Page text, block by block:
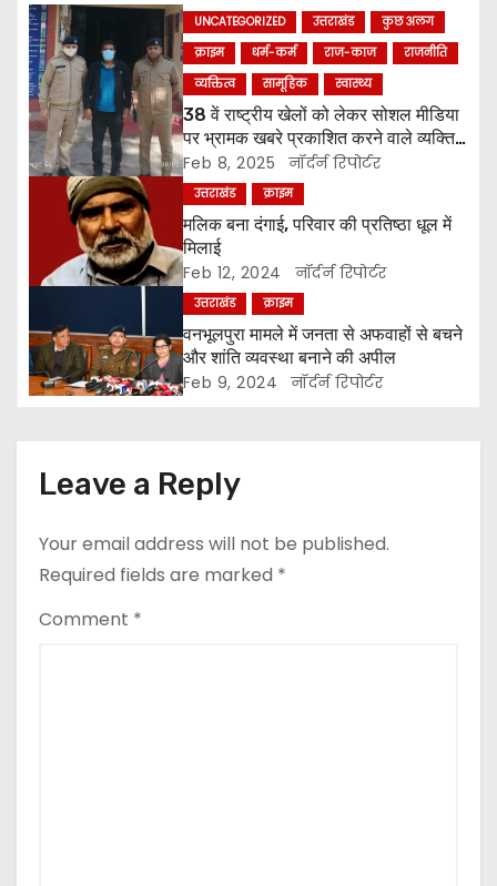
n
a
v
i
i
o
UNCATEGORIZED उत्तराखंड
कुछ अलग
क्राइम
धर्म-कर्म राज-काज
राजनीति
व्यक्तित्व
सामूहिक स्वास्थ्य
38 वें राष्ट्रीय खेलों को लेकर सोशल मीडिया
पर भ्रामक खबरे प्रकाशित करने वाले व्यक्ति
को किया पुलिस ने गिरफ्तार ।
Feb 8, 2025 नॉर्दर्न रिपोर्टर
उत्तराखंड क्राइम
मलिक बना दंगाई, परिवार की प्रतिष्ठा धूल में
मिलाई
Feb 12, 2024 नॉर्दर्न रिपोर्टर
उत्तराखंड क्राइम
वनभूलपुरा मामले में जनता से अफवाहों से बचने
और शांति व्यवस्था बनाने की अपील
Feb 9, 2024 नॉर्दर्न रिपोर्टर
Leave a Reply
Your email address will not be published.
Required fields are marked *
Comment *